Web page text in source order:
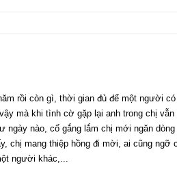
rồi còn gì, thời gian đủ để một người
mà khi tình cờ gặp lại anh trong chị vẫn
ngày nào, cố gắng lắm chị mới ngăn
chị mang thiệp hồng đi mời, ai cũng ngỡ
người khác,...